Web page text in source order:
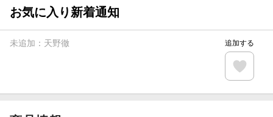
が当たる！
楽天モバイル紹介キャンペーンの拡散で300円OFFクーポン
条件達成で楽天限定・宝塚歌劇 宙組貸切公演ペアチケット
お気に入り新着通知
未追加： 天野徹 追加する